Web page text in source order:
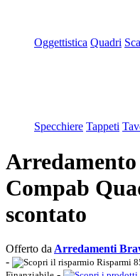
Oggettistica Quadri
Specchiere Tappeti
Compab
scontato
Offerto da Arredamenti
-
Risparmi